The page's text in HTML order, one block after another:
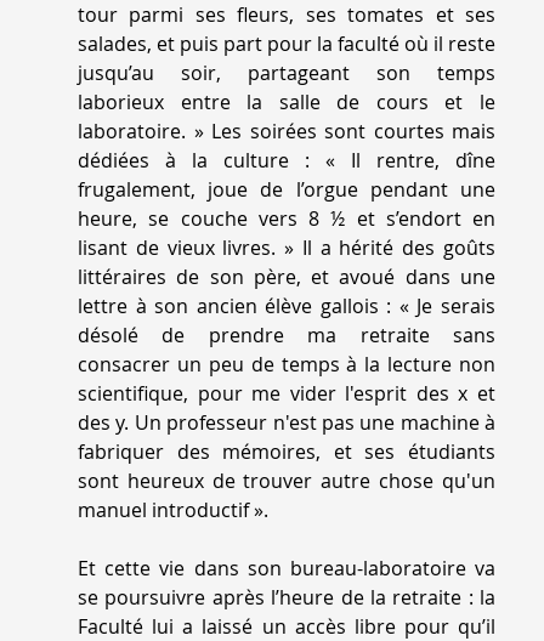
tour parmi ses fleurs, ses tomates et ses
salades, et puis part pour la faculté où il reste
jusqu’au soir, partageant son temps
laborieux entre la salle de cours et le
laboratoire. » Les soirées sont courtes mais
dédiées à la culture : « Il rentre, dîne
frugalement, joue de l’orgue pendant une
heure, se couche vers 8 ½ et s’endort en
lisant de vieux livres. » Il a hérité des goûts
littéraires de son père, et avoué dans une
lettre à son ancien élève gallois : « Je serais
désolé de prendre ma retraite sans
consacrer un peu de temps à la lecture non
scientifique, pour me vider l'esprit des x et
des y. Un professeur n'est pas une machine à
fabriquer des mémoires, et ses étudiants
sont heureux de trouver autre chose qu'un
manuel introductif».
Et cette vie dans son bureau-laboratoire va
se poursuivre après l’heure de la retraite : la
Faculté lui a laissé un accès libre pour qu’il